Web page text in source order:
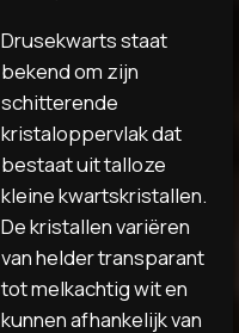
Drusekwarts staat
bekend om zijn
schitterende
kristaloppervlak dat
bestaat uit talloze
kleine kwartskristallen.
De kristallen variëren
van helder transparant
tot melkachtig wit en
kunnen afhankelijk van